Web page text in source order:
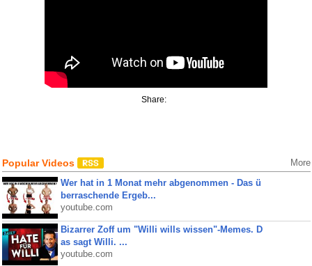
Share:
Popular Videos More
Wer hat in 1 Monat mehr abgenommen - Das ü
berraschende Ergeb...
youtube.com
Bizarrer Zoff um "Willi wills wissen"-Memes. D
as sagt Willi. ...
youtube.com